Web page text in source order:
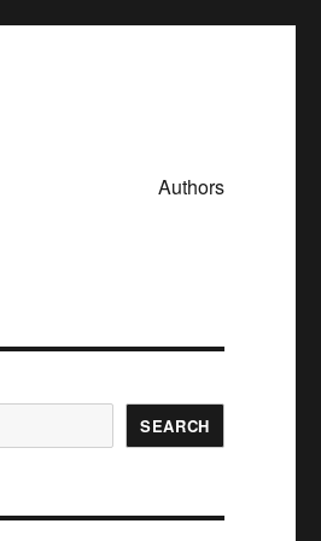
Authors
SEARCH